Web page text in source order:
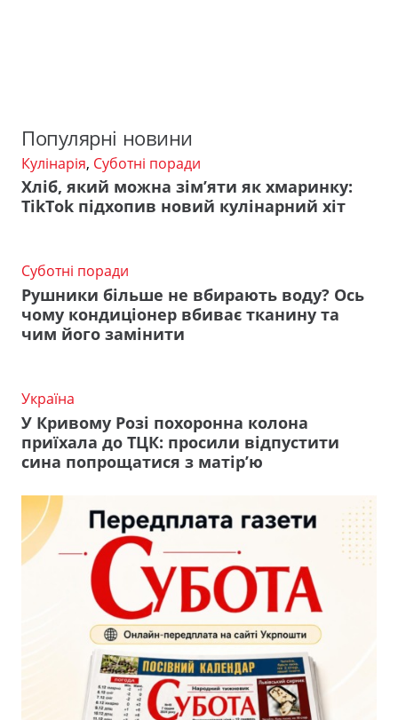
Популярні новини
Кулінарія, Суботні поради
Хліб, який можна зім’яти як хмаринку:
TikTok підхопив новий кулінарний хіт
Суботні поради
Рушники більше не вбирають воду? Ось
чому кондиціонер вбиває тканину та
чим його замінити
Україна
У Кривому Розі похоронна колона
приїхала до ТЦК: просили відпустити
сина попрощатися з матір’ю